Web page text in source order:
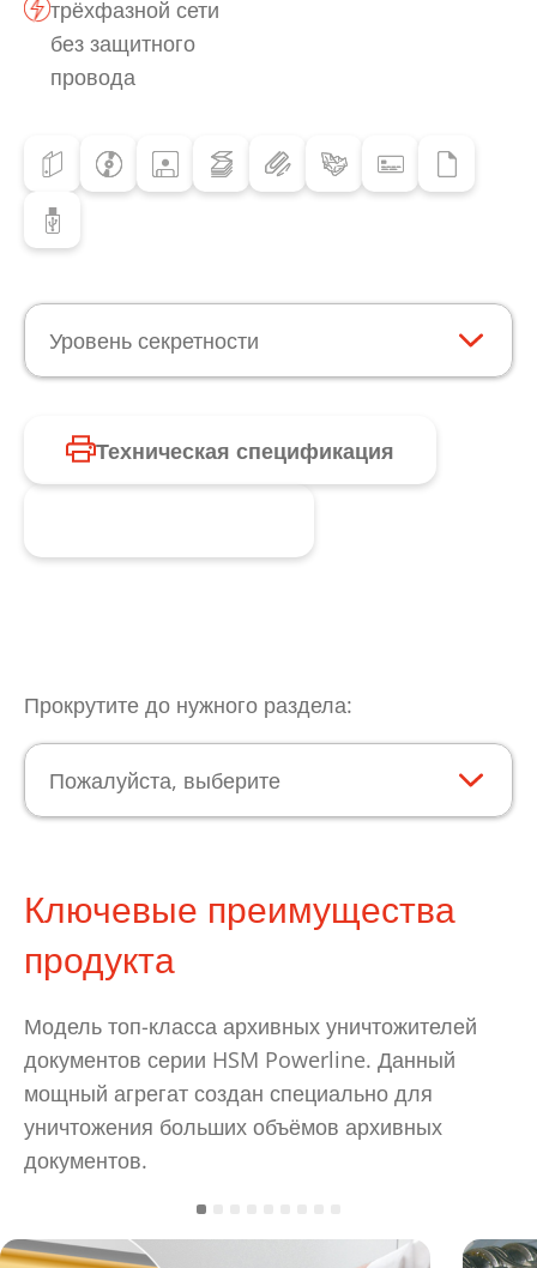
трёхфазной сети
без защитного
провода
Уровень секретности
Техническая спецификация
Прокрутите до нужного раздела:
Пожалуйста, выберите
Ключевые преимущества
продукта
Модель топ-класса архивных уничтожителей
документов серии HSM Powerline. Данный
мощный агрегат создан специально для
уничтожения больших объёмов архивных
документов.